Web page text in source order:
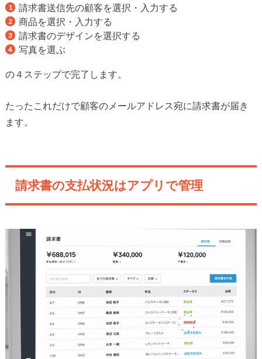
請求書送信先の顧客を選択・入力する
商品を選択・入力する
請求書のデザインを選択する
写真を選ぶ
の４ステップで完了します。
たったこれだけで顧客のメールアドレス宛に請求書が届き
ます。
請求書の支払状況はアプリで管理